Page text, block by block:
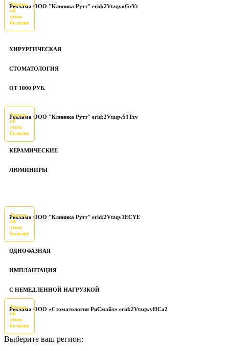
Реклама ООО "Клиника Рутт" erid:2VtzqvoGrVt
Узнать
об
этом
больше
ХИРУРГИЧЕСКАЯ
СТОМАТОЛОГИЯ
ОТ 1000 РУБ.
Реклама ООО "Клиника Рутт" erid:2Vtzqw51Tzv
Узнать
об
этом
больше
КЕРАМИЧЕСКИЕ
ЛЮМИНИРЫ
Реклама ООО "Клиника Рутт" erid:2Vtzqv1ECYE
Узнать
об
этом
больше
ОДНОФАЗНАЯ
ИМПЛАНТАЦИЯ
С НЕМЕДЛЕННОЙ НАГРУЗКОЙ
Реклама ООО «Стоматология РиСмайл» erid:2VtzqwyHCa2
Узнать
об
этом
больше
Выберите ваш регион: